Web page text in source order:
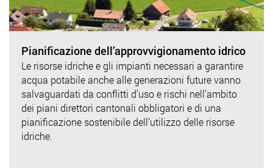
Pianificazione dell’approvvigionamento idrico
Le risorse idriche e gli impianti necessari a garantire
acqua potabile anche alle generazioni future vanno
salvaguardati da conflitti d’uso e rischi nell’ambito
dei piani direttori cantonali obbligatori e di una
pianificazione sostenibile dell’utilizzo delle risorse
idriche.